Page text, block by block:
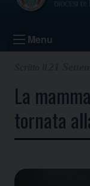
Menu
La
tornata